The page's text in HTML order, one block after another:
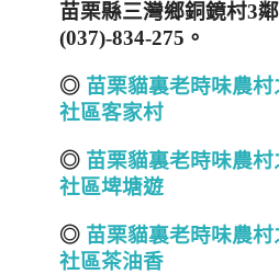
苗栗縣三灣鄉銅鏡村3鄰
(037)-834-275。
◎ 苗栗貓裏老時味農
社區客家村
◎ 苗栗貓裏老時味農
社區埤塘遊
◎ 苗栗貓裏老時味農
社區茶油香